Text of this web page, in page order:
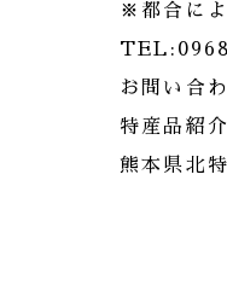
※都合によ
お問い合
特産品紹
熊本県北